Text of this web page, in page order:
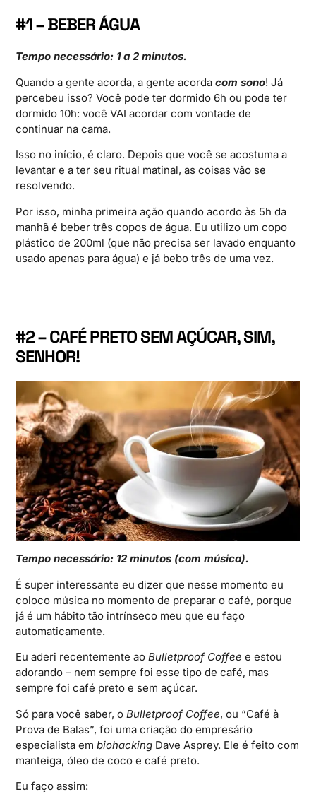
#1 – BEBER ÁGUA
Tempo necessário: 1 a 2 minutos.
Quando a gente acorda, a gente acordacom sono! Já
percebeu isso? Você pode ter dormido 6h ou pode ter
dormido 10h: você VAI acordar com vontade de
continuar na cama.
Isso no início, é claro. Depois que você se acostuma a
levantar e a ter seu ritual matinal, as coisas vão se
resolvendo.
Por isso, minha primeira ação quando acordo às 5h da
manhã é beber três copos de água. Eu utilizo um copo
plástico de 200ml (que não precisa ser lavado enquanto
usado apenas para água) e já bebo três de uma vez.
#2 – CAFÉ PRETO SEM AÇÚCAR, SIM,
SENHOR!
Tempo necessário: 12 minutos (com música).
É super interessante eu dizer que nesse momento eu
coloco música no momento de preparar o café, porque
já é um hábito tão intrínseco meu que eu faço
automaticamente.
Eu aderi recentemente aoBulletproof Coffee e estou
adorando – nem sempre foi esse tipo de café, mas
sempre foi café preto e sem açúcar.
Só para você saber, oBulletproof Coffee, ou “Café à
Prova de Balas”, foi uma criação do empresário
especialista embiohacking Dave Asprey. Ele é feito com
manteiga, óleo de coco e café preto.
Eu faço assim: